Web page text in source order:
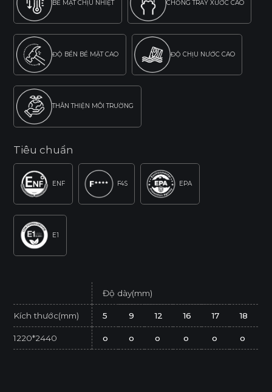
BỀ MẶT CHỊU NHIỆT CHỐNG TRẦY XƯỚC CAO
ĐỘ BỀN BỀ MẶT CAO ĐỘ CHỊU NƯỚC CAO
THÂN THIỆN MÔI TRƯỜNG
Tiêu chuẩn
ENF F4S EPA
E1
Độ dày(mm)
Kích thước(mm) 5 9 12 16 17 18
1220*2440 o o o o o o